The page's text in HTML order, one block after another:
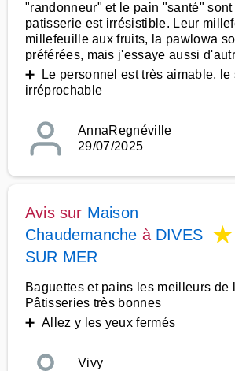
"randonneur" et le pain "santé"
patisserie est irrésistible. Leur
millefeuille aux fruits, la pawlowa
préférées, mais j'essaye aussi
➕ Le personnel est très aimable, le
irréprochable
AnnaRegnéville
29/07/2025
Avis sur Maison
Chaudemanche à DIVES
SUR MER
★
Baguettes et pains les meilleurs de
Pâtisseries très bonnes
➕ Allez y les yeux fermés
Vivy